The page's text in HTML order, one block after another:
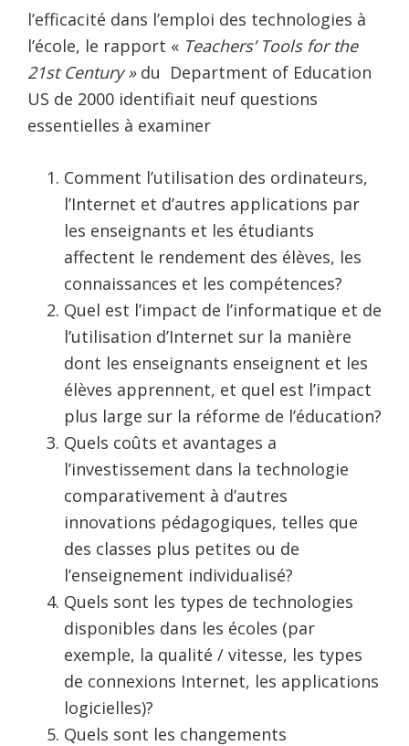
l’efficacité dans l’emploi des technologies à
l’école, le rapport « Teachers’ Tools for the
21st Century »du Department of Education
US de 2000 identifiait neuf questions
essentielles à examiner
Comment l’utilisation des ordinateurs,
l’Internet et d’autres applications par
les enseignants et les étudiants
affectent le rendement des élèves, les
connaissances et les compétences?
Quel est l’impact de l’informatique et de
l’utilisation d’Internet sur la manière
dont les enseignants enseignent et les
élèves apprennent, et quel est l’impact
plus large sur la réforme de l’éducation?
Quels coûts et avantages a
l’investissement dans la technologie
comparativement à d’autres
innovations pédagogiques, telles que
des classes plus petites ou de
l’enseignement individualisé?
Quels sont les types de technologies
disponibles dans les écoles (par
exemple, la qualité / vitesse, les types
de connexions Internet, les applications
logicielles)?
Quels sont les changements